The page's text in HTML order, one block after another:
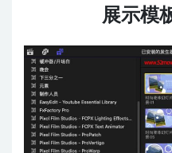
展示模